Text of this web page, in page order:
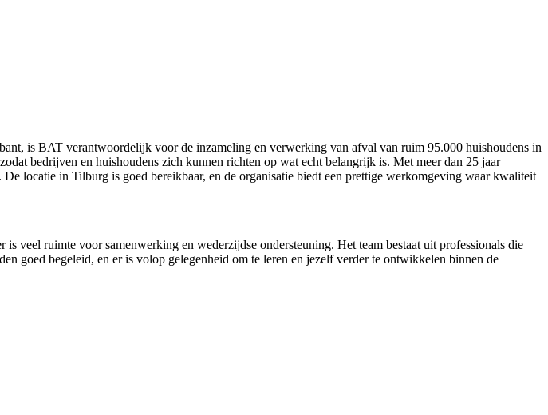
is BAT verantwoordelijk voor de inzameling en verwerking van afval van ruim 95.000 huishoudens in
bedrijven en huishoudens zich kunnen richten op wat echt belangrijk is. Met meer dan 25 jaar
locatie in Tilburg is goed bereikbaar, en de organisatie biedt een prettige werkomgeving waar kwaliteit
veel ruimte voor samenwerking en wederzijdse ondersteuning. Het team bestaat uit professionals die
goed begeleid, en er is volop gelegenheid om te leren en jezelf verder te ontwikkelen binnen de